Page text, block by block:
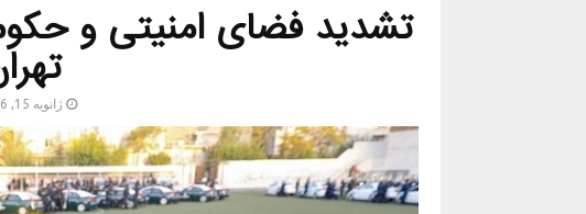
تشدید فضای امنیتی و
ژانویه 15, 2026